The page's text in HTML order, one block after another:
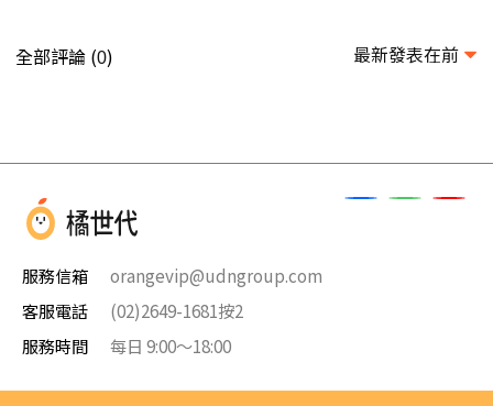
全部評論 (0) 最新發表在前
服務信箱
orangevip@udngroup.com
客服電話
(02)2649-1681按2
服務時間
每日 9:00～18:00